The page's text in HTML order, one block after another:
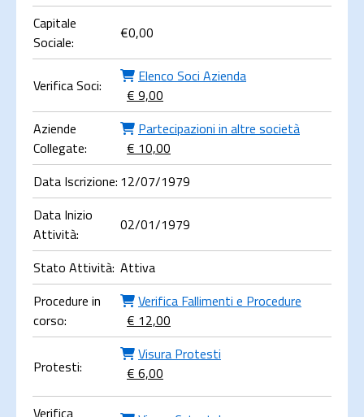
Capitale
Sociale:
€0,00
Verifica Soci:
Elenco Soci Azienda
€ 9,00
Aziende
Collegate:
Partecipazioni in altre società
€ 10,00
Data Iscrizione: 12/07/1979
Data Inizio
Attività:
02/01/1979
Stato Attività: Attiva
Procedure in
corso:
Verifica Fallimenti e Procedure
€ 12,00
Protesti:
Visura Protesti
€ 6,00
Verifica